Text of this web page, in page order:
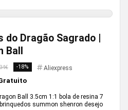
do Dragão Sagrado |
Ball
-18% Aliexpress
Ball 3.5cm 1:1 bola de resina 7
summon shenron desejo